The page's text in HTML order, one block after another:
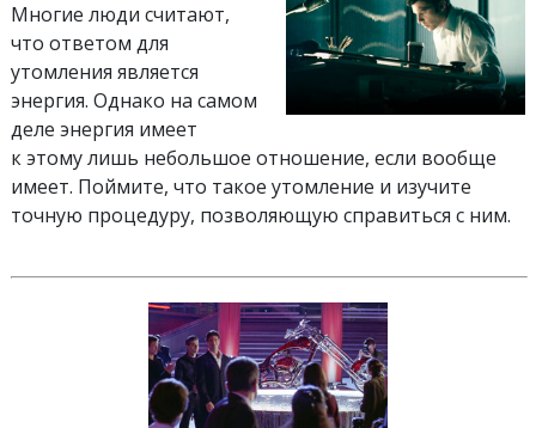
Многие люди считают,
что ответом для
утомления является
энергия. Однако на самом
деле энергия имеет
к этому лишь небольшое отношение, если вообще
имеет. Поймите, что такое утомление и изучите
точную процедуру, позволяющую справиться с ним.